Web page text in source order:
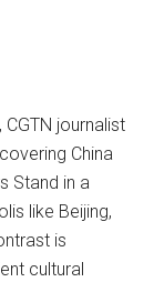
CGTN journalist
China
Stand in a
like Beijing,
is
cultural